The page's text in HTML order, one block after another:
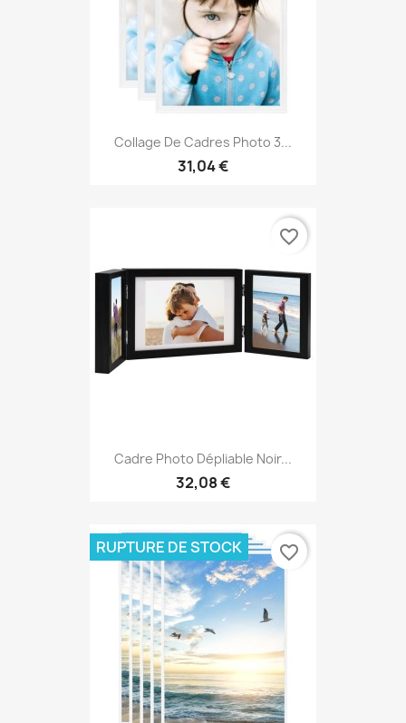
Collage De Cadres Photo 3...
31,04 €
Cadre Photo Dépliable Noir...
32,08 €
favorite_border
RUPTURE DE STOCK favorite_border